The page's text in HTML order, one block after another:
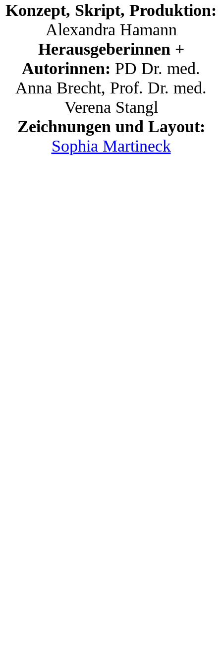
Konzept, Skript, Produktion:
Alexandra Hamann
Herausgeberinnen +
Autorinnen: PD Dr. med.
Anna Brecht, Prof. Dr. med.
Verena Stangl
Zeichnungen und Layout:
Sophia Martineck